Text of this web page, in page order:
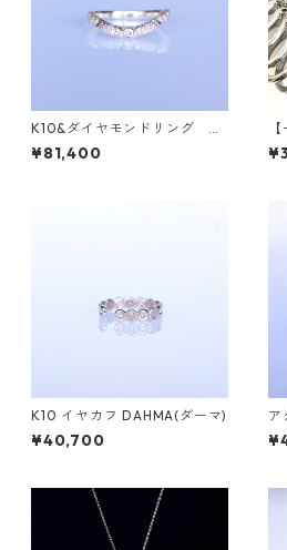
K10&ダイヤモンドリング G
RADINA（グラディナ）
¥81,400
K10 イヤカフ DAHMA(ダーマ)
¥40,700
ア